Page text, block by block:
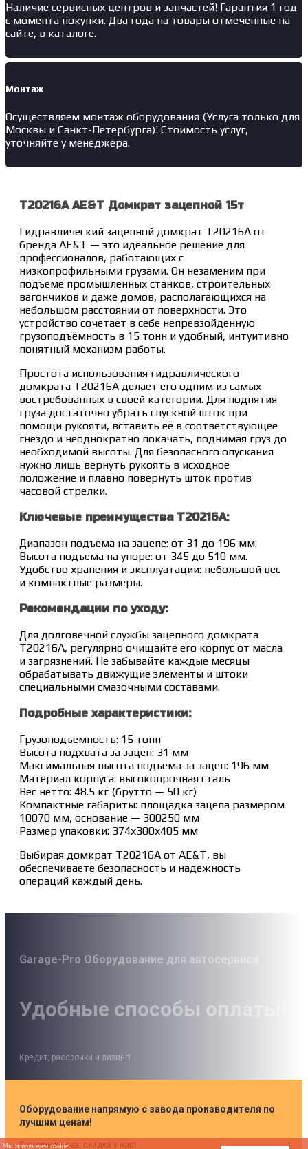
Мы используем cookie.
Наличие сервисных центров и запчастей! Гарантия 1 год
с момента покупки. Два года на товары отмеченные на
сайте, в каталоге.
Монтаж
Осуществляем монтаж оборудования (Услуга только для
Москвы и Санкт-Петербурга)! Стоимость услуг,
уточняйте у менеджера.
T20216A AE&T Домкрат зацепной 15т
Гидравлический зацепной домкрат T20216A от
бренда AE&T — это идеальное решение для
профессионалов, работающих с
низкопрофильными грузами. Он незаменим при
подъеме промышленных станков, строительных
вагончиков и даже домов, располагающихся на
небольшом расстоянии от поверхности. Это
устройство сочетает в себе непревзойденную
грузоподъёмность в 15 тонн и удобный, интуитивно
понятный механизм работы.
Простота использования гидравлического
домкрата T20216A делает его одним из самых
востребованных в своей категории. Для поднятия
груза достаточно убрать спускной шток при
помощи рукояти, вставить её в соответствующее
гнездо и неоднократно покачать, поднимая груз до
необходимой высоты. Для безопасного опускания
нужно лишь вернуть рукоять в исходное
положение и плавно повернуть шток против
часовой стрелки.
Ключевые преимущества T20216A:
Диапазон подъема на зацепе: от 31 до 196 мм.
Высота подъема на упоре: от 345 до 510 мм.
Удобство хранения и эксплуатации: небольшой вес
и компактные размеры.
Рекомендации по уходу:
Для долговечной службы зацепного домкрата
T20216A, регулярно очищайте его корпус от масла
и загрязнений. Не забывайте каждые месяцы
обрабатывать движущие элементы и штоки
специальными смазочными составами.
Подробные характеристики:
Грузоподъемность: 15 тонн
Высота подхвата за зацеп: 31 мм
Максимальная высота подъема за зацеп: 196 мм
Материал корпуса: высокопрочная сталь
Вес нетто: 48.5 кг (брутто — 50 кг)
Компактные габариты: площадка зацепа размером
10070 мм, основание — 300250 мм
Размер упаковки: 374х300х405 мм
Выбирая домкрат T20216A от AE&T, вы
обеспечиваете безопасность и надежность
операций каждый день.
Garage-Pro Оборудование для автосервиса
Удобные способы оплаты!
Кредит, рассрочки и лизинг!
Оборудование напрямую с завода производителя по
лучшим ценам!
Розница у всех, скидка у нас!